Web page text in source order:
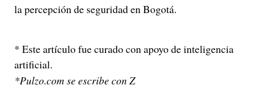
la percepción de seguridad en Bogotá.
* Este artículo fue curado con apoyo de inteligencia
artificial.
*Pulzo.com se escribe con Z